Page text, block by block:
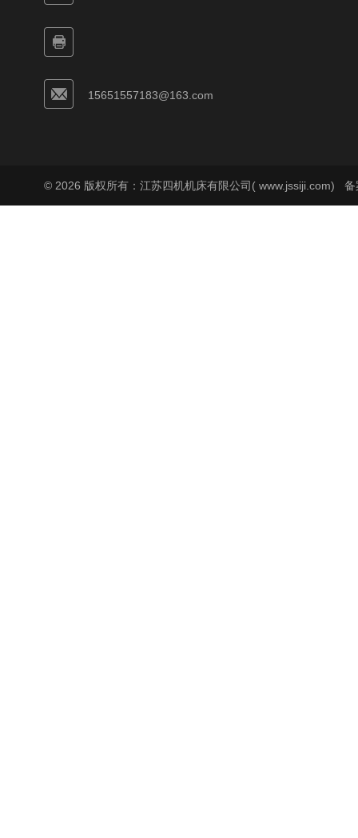
15651557183@163.com
© 2026 版权所有：江苏四机机床有限公司( www.jssiji.com) 备